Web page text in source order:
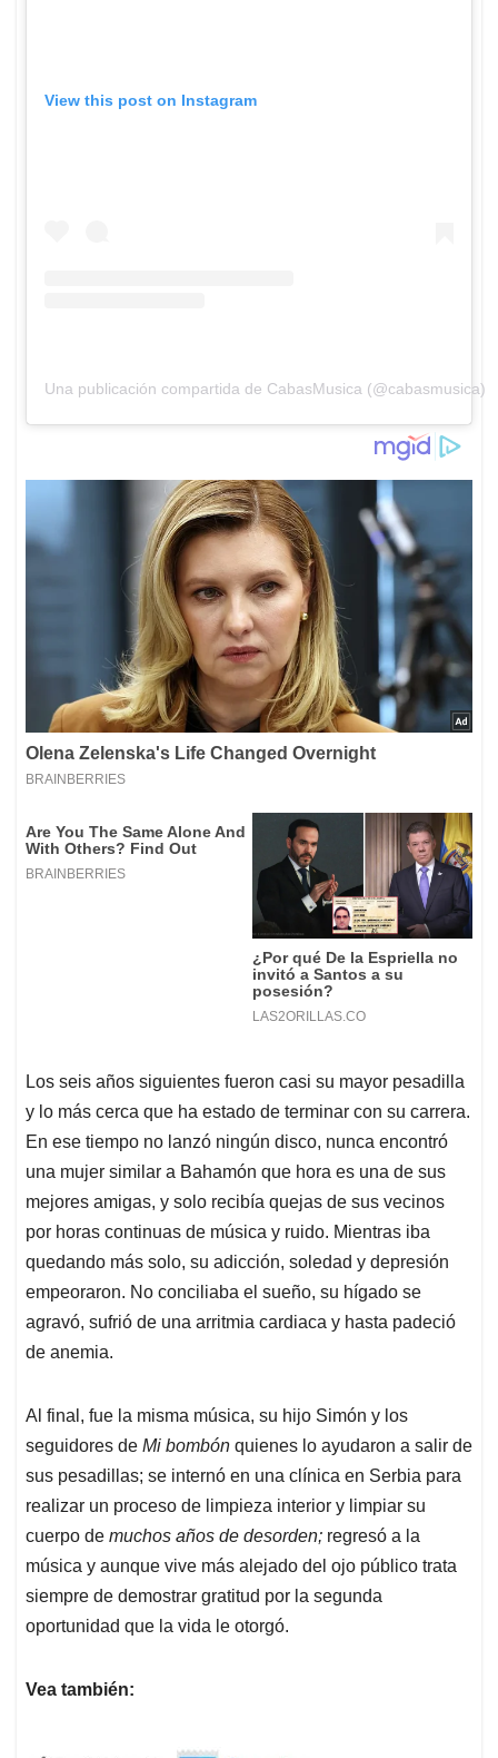
View this post on Instagram
Una publicación compartida de CabasMusica (@cabasmusica)
Los seis años siguientes fueron casi su mayor pesadilla
y lo más cerca que ha estado de terminar con su carrera.
En ese tiempo no lanzó ningún disco, nunca encontró
una mujer similar a Bahamón que hora es una de sus
mejores amigas, y solo recibía quejas de sus vecinos
por horas continuas de música y ruido. Mientras iba
quedando más solo, su adicción, soledad y depresión
empeoraron. No conciliaba el sueño, su hígado se
agravó, sufrió de una arritmia cardiaca y hasta padeció
de anemia.
Al final, fue la misma música, su hijo Simón y los
seguidores de Mi bombón quienes lo ayudaron a salir de
sus pesadillas; se internó en una clínica en Serbia para
realizar un proceso de limpieza interior y limpiar su
cuerpo de muchos años de desorden; regresó a la
música y aunque vive más alejado del ojo público trata
siempre de demostrar gratitud por la segunda
oportunidad que la vida le otorgó.
Vea también: